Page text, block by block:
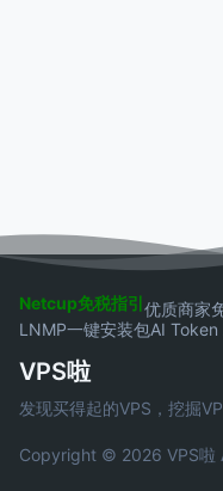
Netcup免税指引优质商家
LNMP一键安装包AI Token
VPS啦
发现买得起的VPS，挖掘
Copyright © 2026 VPS啦